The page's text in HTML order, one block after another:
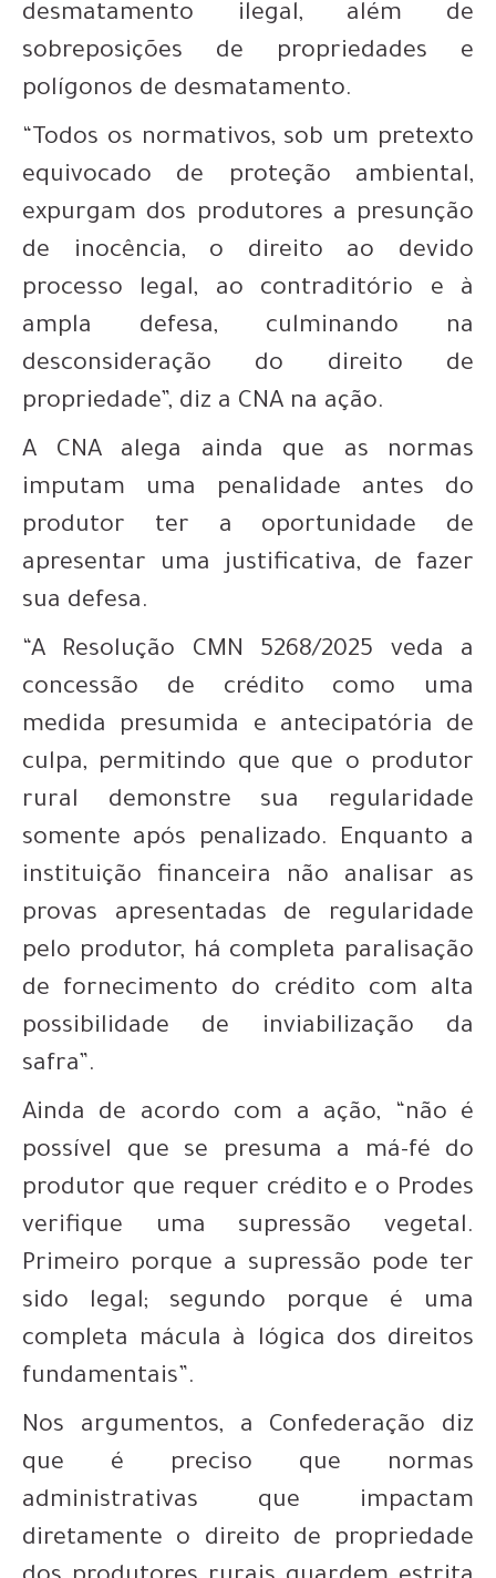
desmatamento ilegal, além de
sobreposições de propriedades e
polígonos de desmatamento.
“Todos os normativos, sob um pretexto
equivocado de proteção ambiental,
expurgam dos produtores a presunção
de inocência, o direito ao devido
processo legal, ao contraditório e à
ampla defesa, culminando na
desconsideração do direito de
propriedade”, diz a CNA na ação.
A CNA alega ainda que as normas
imputam uma penalidade antes do
produtor ter a oportunidade de
apresentar uma justificativa, de fazer
sua defesa.
“A Resolução CMN 5268/2025 veda a
concessão de crédito como uma
medida presumida e antecipatória de
culpa, permitindo que que o produtor
rural demonstre sua regularidade
somente após penalizado. Enquanto a
instituição financeira não analisar as
provas apresentadas de regularidade
pelo produtor, há completa paralisação
de fornecimento do crédito com alta
possibilidade de inviabilização da
safra”.
Ainda de acordo com a ação, “não é
possível que se presuma a má-fé do
produtor que requer crédito e o Prodes
verifique uma supressão vegetal.
Primeiro porque a supressão pode ter
sido legal; segundo porque é uma
completa mácula à lógica dos direitos
fundamentais”.
Nos argumentos, a Confederação diz
que é preciso que normas
administrativas que impactam
diretamente o direito de propriedade